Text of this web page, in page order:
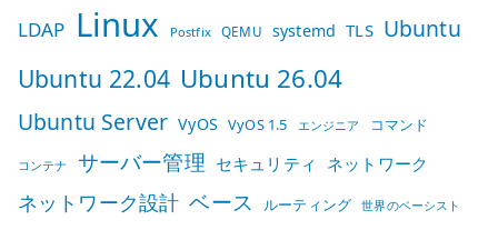
LDAP Linux Postfix QEMU systemd TLS Ubuntu
Ubuntu 22.04 Ubuntu 26.04
Ubuntu Server VyOS VyOS 1.5 エンジニア コマンド
コンテナ サーバー管理 セキュリティ ネットワーク
ネットワーク設計 ベース ルーティング 世界のベーシスト